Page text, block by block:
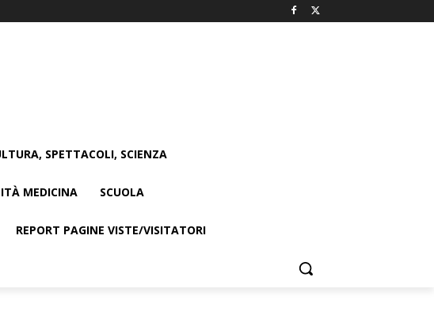
SPETTACOLI, SCIENZA
MEDICINA SCUOLA
REPORT PAGINE VISTE/VISITATORI